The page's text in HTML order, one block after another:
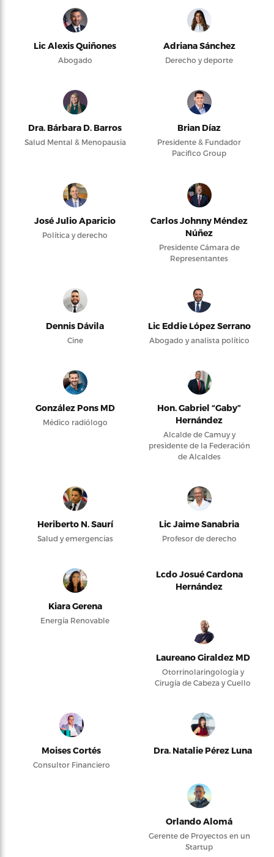
Lic Alexis Quiñones
Abogado
Adriana Sánchez
Derecho y deporte
Dra. Bárbara D. Barros
Salud Mental & Menopausia
Brian Díaz
Presidente & Fundador
Pacifico Group
José Julio Aparicio
Política y derecho
Carlos Johnny Méndez
Núñez
Presidente Cámara de
Representantes
Dennis Dávila
Cine
Lic Eddie López Serrano
Abogado y analista político
González Pons MD
Médico radiólogo
Hon. Gabriel “Gaby”
Hernández
Alcalde de Camuy y
presidente de la Federación
de Alcaldes
Heriberto N. Saurí
Salud y emergencias
Lic Jaime Sanabria
Profesor de derecho
Kiara Gerena
Energía Renovable
Lcdo Josué Cardona
Hernández
Laureano Giraldez MD
Otorrinolaringología y
Cirugía de Cabeza y Cuello
Moises Cortés
Consultor Financiero
Dra. Natalie Pérez Luna
Orlando Alomá
Gerente de Proyectos en un
Startup